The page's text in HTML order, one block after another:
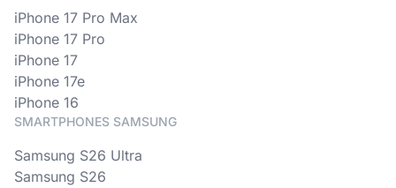
iPhone 17 Pro Max
iPhone 17 Pro
iPhone 17
iPhone 17e
iPhone 16
SMARTPHONES SAMSUNG
Samsung S26 Ultra
Samsung S26